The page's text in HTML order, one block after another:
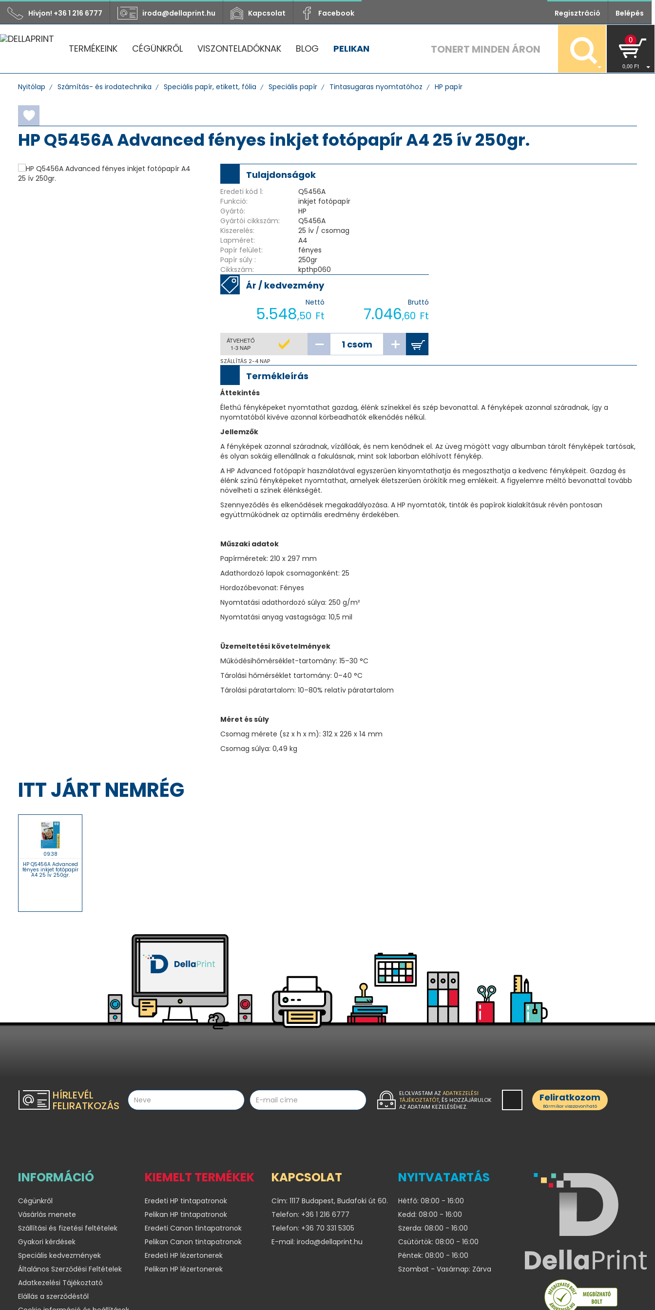
Hívjon! +36 1 216 6777 iroda@dellaprint.hu Kapcsolat Facebook Regisztráció Belépés
TERMÉKEINK CÉGÜNKRŐL VISZONTELADÓKNAK BLOG PELIKAN
0
0,00 Ft
TONERT MINDEN ÁRON
Nyitólap Számítás- és irodatechnika Speciális papír, etikett, fólia Speciális papír Tintasugaras nyomtatóhoz HP papír
HP Q5456A Advanced fényes inkjet fotópapír A4 25 ív 250gr.
Tulajdonságok
Eredeti kód 1:
Q5456A
Funkció:
inkjet fotópapír
Gyártó:
HP
Gyártói cikkszám:
Q5456A
Kiszerelés:
25 ív / csomag
Lapméret:
A4
Papír felület:
fényes
Papír súly :
250gr
Cikkszám:
kpthp060
Ár / kedvezmény
Nettó
5.548,50 Ft
Bruttó
7.046,60 Ft
ÁTVEHETŐ
1-3 NAP
SZÁLLÍTÁS 2-4 NAP
Termékleírás
Áttekintés
Élethű fényképeket nyomtathat gazdag, élénk színekkel és szép bevonattal. A fényképek azonnal száradnak, így a
nyomtatóból kivéve azonnal körbeadhatók elkenődés nélkül.
Jellemzők
A fényképek azonnal száradnak, vízállóak, és nem kenődnek el. Az üveg mögött vagy albumban tárolt fényképek tartósak,
és olyan sokáig ellenállnak a fakulásnak, mint sok laborban előhívott fénykép.
A HP Advanced fotópapír használatával egyszerűen kinyomtathatja és megoszthatja a kedvenc fényképeit. Gazdag és
élénk színű fényképeket nyomtathat, amelyek életszerűen örökítik meg emlékeit. A figyelemre méltó bevonattal tovább
növelheti a színek élénkségét.
Szennyeződés és elkenődések megakadályozása. A HP nyomtatók, tinták és papírok kialakításuk révén pontosan
együttműködnek az optimális eredmény érdekében.
Műszaki adatok
Papírméretek: 210 x 297 mm
Adathordozó lapok csomagonként: 25
Hordozóbevonat: Fényes
Nyomtatási adathordozó súlya: 250 g/m²
Nyomtatási anyag vastagsága: 10,5 mil
Üzemeltetési követelmények
Működésihőmérséklet-tartomány: 15–30 °C
Tárolási hőmérséklet tartomány: 0–40 °C
Tárolási páratartalom: 10–80% relatív páratartalom
Méret és súly
Csomag mérete (sz x h x m): 312 x 226 x 14 mm
Csomag súlya: 0,49 kg
ITT JÁRT NEMRÉG
09:38
HP Q5456A Advanced
fényes inkjet fotópapír
A4 25 ív 250gr.
HÍRLEVÉL
FELIRATKOZÁS
ELOLVASTAM AZ ADATKEZELÉSI
TÁJÉKOZTATÓT, ÉS HOZZÁJÁRULOK
AZ ADATAIM KEZELÉSÉHEZ.
Feliratkozom
Bármikor visszavonható
INFORMÁCIÓ
Cégünkről
Vásárlás menete
Szállítási és fizetési feltételek
Gyakori kérdések
Speciális kedvezmények
Általános Szerződési Feltételek
Adatkezelési Tájékoztató
Elállás a szerződéstől
KIEMELT TERMÉKEK
Eredeti HP tintapatronok
Pelikan HP tintapatronok
Eredeti Canon tintapatronok
Pelikan Canon tintapatronok
Eredeti HP lézertonerek
Pelikan HP lézertonerek
KAPCSOLAT
Cím: 1117 Budapest, Budafoki út 60.
Telefon: +36 1 216 6777
Telefon: +36 70 331 5305
E-mail: iroda@dellaprint.hu
NYITVATARTÁS
Hétfő: 08:00 - 16:00
Kedd: 08:00 - 16:00
Szerda: 08:00 - 16:00
Csütörtök: 08:00 - 16:00
Péntek: 08:00 - 16:00
Szombat - Vasárnap: Zárva